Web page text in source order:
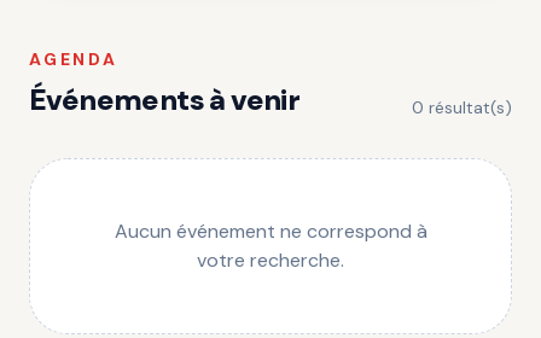
AGENDA
Événements à venir 0 résultat(s)
Aucun événement ne correspond à
votre recherche.